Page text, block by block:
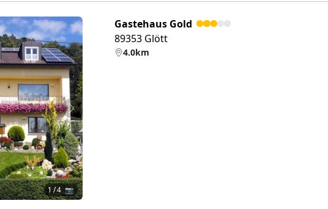
Weiter
1/ 4 📷
Gastehaus Gold
89353 Glött
4.0km